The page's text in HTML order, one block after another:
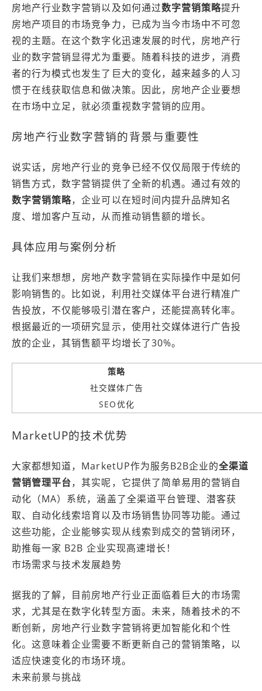
房地产行业数字营销以及如何通过数字营销策略提升
房地产项目的市场竞争力，已成为当今市场中不可忽
视的主题。在这个数字化迅速发展的时代，房地产行
业的数字营销显得尤为重要。随着科技的进步，消费
者的行为模式也发生了巨大的变化，越来越多的人习
惯于在线获取信息和做决策。因此，房地产企业要想
在市场中立足，就必须重视数字营销的应用。
房地产行业数字营销的背景与重要性
说实话，房地产行业的竞争已经不仅仅局限于传统的
销售方式，数字营销提供了全新的机遇。通过有效的
数字营销策略，企业可以在短时间内提升品牌知名
度、增加客户互动，从而推动销售额的增长。
具体应用与案例分析
让我们来想想，房地产数字营销在实际操作中是如何
影响销售的。比如说，利用社交媒体平台进行精准广
告投放，不仅能够吸引潜在客户，还能提高转化率。
根据最近的一项研究显示，使用社交媒体进行广告投
放的企业，其销售额平均增长了30%。
策略
社交媒体广告
SEO优化
MarketUP的技术优势
大家都想知道，MarketUP作为服务B2B企业的全渠道
营销管理平台，其实呢，它提供了简单易用的营销自
动化（MA）系统，涵盖了全渠道平台管理、潜客获
取、自动化线索培育以及市场销售协同等功能。通过
这些功能，企业能够实现从线索到成交的营销闭环，
助推每一家 B2B 企业实现高速增长！
市场需求与技术发展趋势
据我的了解，目前房地产行业正面临着巨大的市场需
求，尤其是在数字化转型方面。未来，随着技术的不
断创新，房地产行业数字营销将更加智能化和个性
化。这意味着企业需要不断更新自己的营销策略，以
适应快速变化的市场环境。
未来前景与挑战